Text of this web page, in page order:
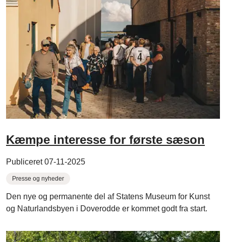
Kæmpe interesse for første sæson
Publiceret 07-11-2025
Presse og nyheder
Den nye og permanente del af Statens Museum for Kunst
og Naturlandsbyen i Doverodde er kommet godt fra start.